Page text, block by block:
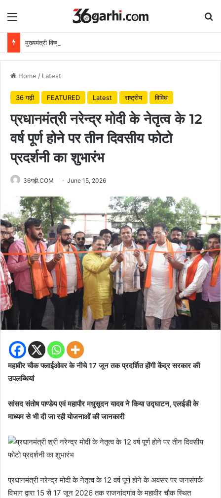
Menu
Home / Latest
36 गढ़ी FEATURED Latest राष्ट्रीय विविध
प्रधानमंत्री नरेन्द्र मोदी के नेतृत्व के 12
वर्ष पूर्ण होने पर तीन दिवसीय फोटो
प्रदर्शनी का शुभारंभ
36गढ़ी.COM June 15, 2026
महावीर चौक फ्लाईओवर के नीचे 17 जून तक प्रदर्शित होंगी केंद्र सरकार की
उपलब्धियां
सांसद संतोष पाण्डेय एवं महापौर मधुसूदन यादव ने किया उद्घाटन, एलईडी के
माध्यम से भी दी जा रही योजनाओं की जानकारी
प्रधानमंत्री नरेन्द्र मोदी के नेतृत्व के 12 वर्ष पूर्ण होने के अवसर पर जनसंपर्क
विभाग द्वारा 15 से 17 जून 2026 तक राजनांदगांव के महावीर चौक स्थित